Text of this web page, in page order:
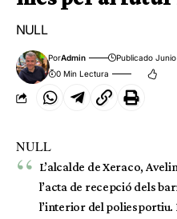
NULL
PorAdmin Publicado
0 Min Lectura
NULL
L’alcalde de Xeraco,
l’acta de recepció dels
l’interior del poliesportiu.